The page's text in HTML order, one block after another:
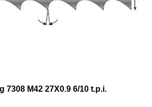
7308 M42 27X0.9 6/10 t.p.i.